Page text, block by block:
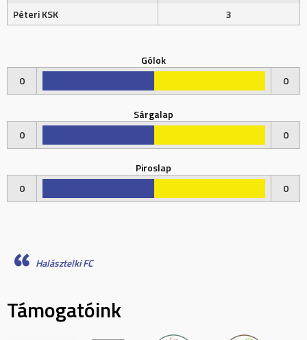
Péteri KSK
3
Gólok
0
0
Sárgalap
0
0
Piroslap
0
0
Halásztelki FC
Támogatóink